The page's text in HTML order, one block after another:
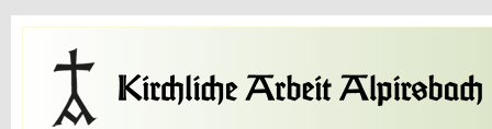
Direkt zum Inhalt